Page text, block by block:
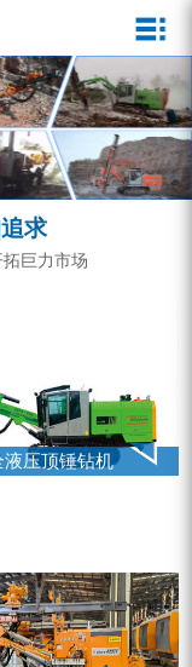
企业文化
发展历程
资质荣誉
宣传视频
公司新闻
行业动态
一体式潜孔钻机
地下掘进台车
型一体式露天钻机
全液压顶锤钻机
锚固钻机系列
水井钻车系列
专用螺杆空压机
雾炮机
服务介绍
服务中心
营销网络
求
开拓巨力市场
液压顶锤钻机